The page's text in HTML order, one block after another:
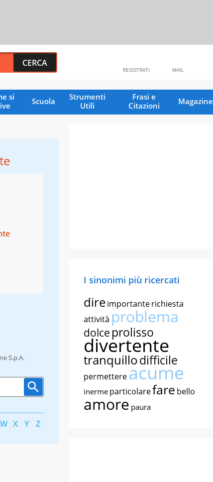
MAIL
REGISTRATI
si
Scuola
Strumenti
Utili
Frasi e
Citazioni
Magazine
S.p.A.
W X Y Z
I sinonimi più ricercati
direimportanterichiesta
attività problema
dolce prolisso
divertente
tranquillodifficile
permettereacume
inerme particolarefare bello
amore paura